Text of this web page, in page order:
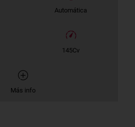
Automática
145Cv
Más info